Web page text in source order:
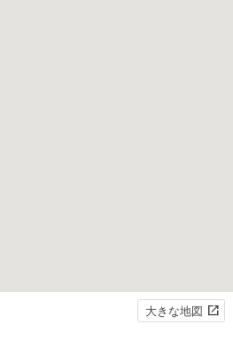
大きな地図